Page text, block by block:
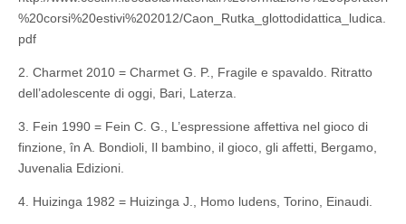
%20corsi%20estivi%202012/Caon_Rutka_glottodidattica_ludica.
pdf
2. Charmet 2010 = Charmet G. P., Fragile e spavaldo. Ritratto
dell’adolescente di oggi, Bari, Laterza.
3. Fein 1990 = Fein C. G., L’espressione affettiva nel gioco di
finzione, în A. Bondioli, Il bambino, il gioco, gli affetti, Bergamo,
Juvenalia Edizioni.
4. Huizinga 1982 = Huizinga J., Homo ludens, Torino, Einaudi.